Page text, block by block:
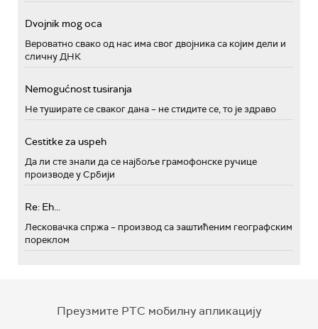
Dvojnik mog oca
Вероватно свако од нас има свог двојника са којим дели и
сличну ДНК
Nemogućnost tusiranja
Не туширате се сваког дана – не стидите се, то је здраво
Cestitke za uspeh
Да ли сте знали да се најбоље грамофонске ручице
производе у Србији
Re: Eh...
Лесковачка спржа – производ са заштићеним географским
пореклом
Преузмите РТС мобилну апликацију